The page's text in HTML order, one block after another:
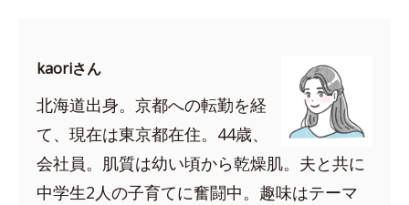
kaoriさん
北海道出身。京都への転勤を経
て、現在は東京都在住。44歳、
会社員。肌質は幼い頃から乾燥肌。夫と共に
中学生2人の子育てに奮闘中。趣味はテーマ